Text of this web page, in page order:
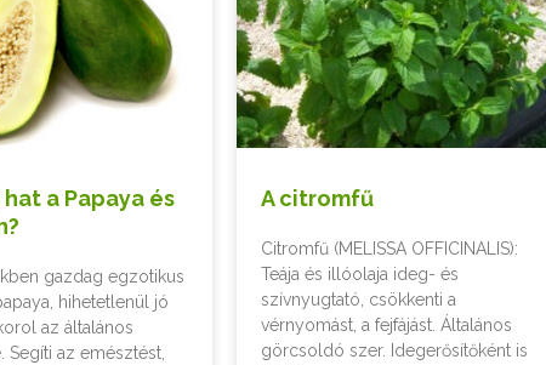
a Papaya és
gazdag egzotikus
hihetetlenül jó
az általános
Segíti az emésztést,
A citromfű
Citromfű (MELISSA OFFICINALIS):
Teája és illóolaja ideg- és
szívnyugtató, csökkenti a
vérnyomást, a fejfájást. Általános
görcsoldó szer. Idegerősítőként is